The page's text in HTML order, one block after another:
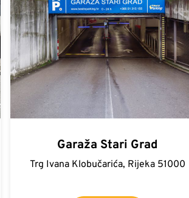
Garaža Stari Grad
Trg Ivana Klobučarića, Rijeka 51000